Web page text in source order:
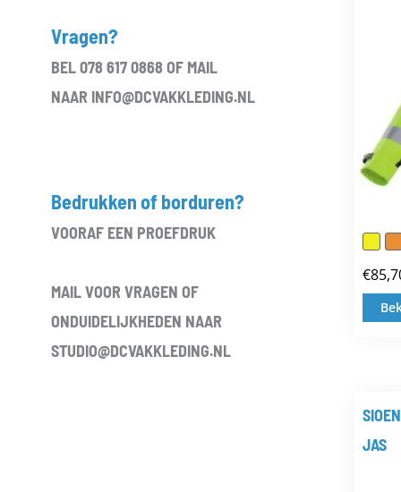
Vragen?
BEL 078 617 0868 OF MAIL
NAAR INFO@DCVAKKLEDING.NL
Bedrukken of borduren?
VOORAF EEN PROEFDRUK
MAIL VOOR VRAGEN OF
ONDUIDELIJKHEDEN NAAR
STUDIO@DCVAKKLEDING.NL
€
JAS